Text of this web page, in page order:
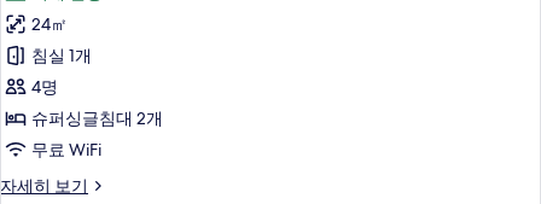
두
보
기
Hollywood)
자
세
히
기
어
트
윈
룸,
금
연
24㎡
침실 1개
4명
슈퍼싱글침대 2개
무료 WiFi
자세히 보기
슈